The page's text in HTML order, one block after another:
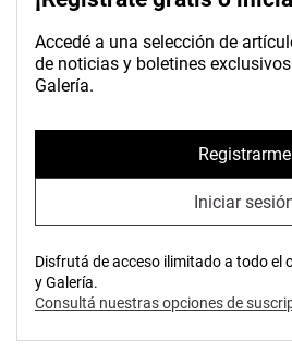
Accedé a una selección de
de noticias y boletines
Galería.
Registrarme
Iniciar
Disfrutá de acceso ilimitado a todo el
y Galería.
Consultá nuestras opciones de